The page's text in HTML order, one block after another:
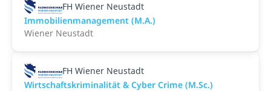
FH Wiener Neustadt
Immobilienmanagement (M.A.)
Wiener Neustadt
FH Wiener Neustadt
Wirtschaftskriminalität & Cyber Crime (M.Sc.)